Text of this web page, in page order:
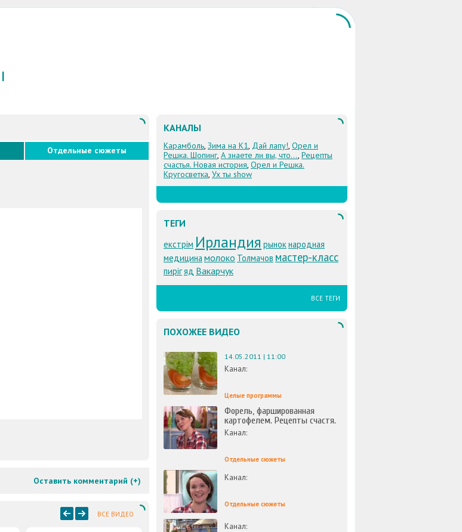
|
Отдельные сюжеты
Оставить комментарий (+)
ВСЕ ВИДЕО
КАНАЛЫ
Карамболь, Зима на К1, Дай лапу!, Орел и
Решка. Шопинг, А знаете ли вы, что..., Рецепты
счастья. Новая история, Орел и Решка.
Кругосветка, Ух ты show
ТЕГИ
екстрім Ирландия рынокнародная
медицинамолоко Толмачов мастер-класс
пирігяд Вакарчук
ВСЕ ТЕГИ
ПОХОЖЕЕ ВИДЕО
14.05.2011 | 11:00
Канал:
Целые программы
Форель, фаршированная
картофелем. Рецепты счастя.
Канал:
Отдельные сюжеты
Канал:
Отдельные сюжеты
Канал: